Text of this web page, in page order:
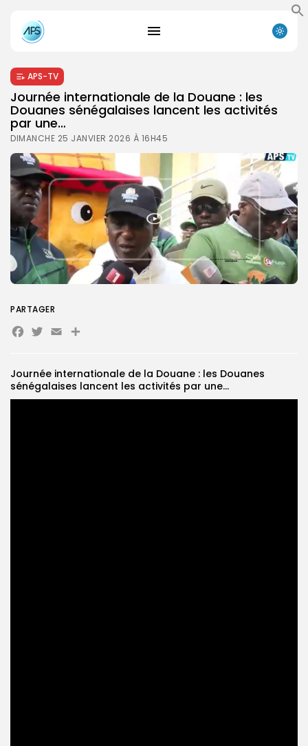
FR
APS-TV
Journée internationale de la Douane : les
Douanes sénégalaises lancent les activités
par une…
DIMANCHE 25 JANVIER 2026 À 16H45
Journée internationale de la Douane : les Douanes
sénégalaises lancent les activités par une...
PARTAGER
Facebook
Twitter
EmailPartager